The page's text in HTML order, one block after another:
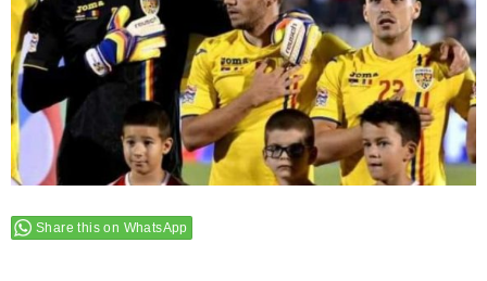
Share this on WhatsApp